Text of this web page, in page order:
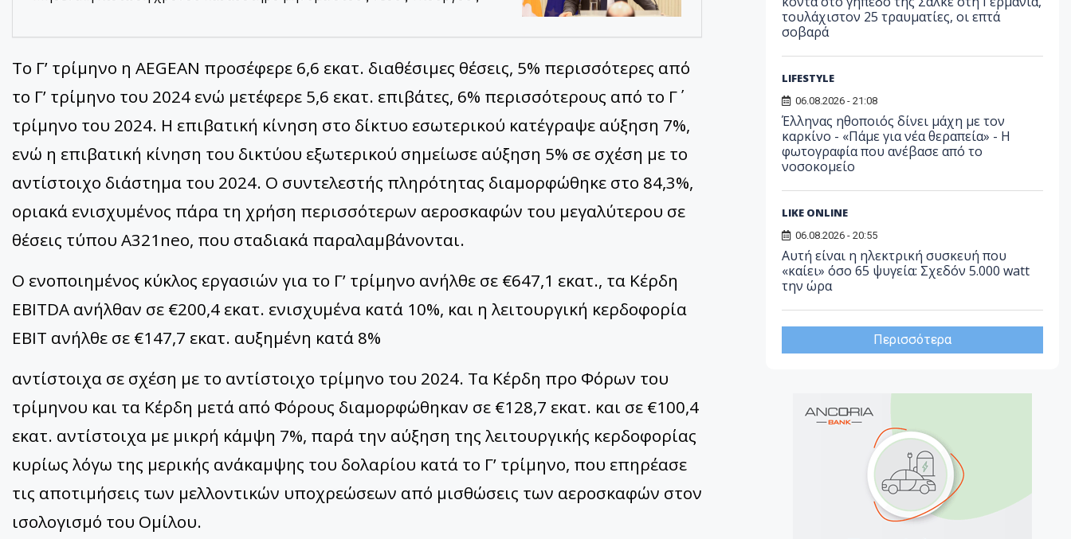
Το Γ’ τρίμηνο η ΑΕGEAN προσέφερε 6,6 εκατ. διαθέσιμες θέσεις, 5% περισσότερες από
το Γ’ τρίμηνο του 2024 ενώ μετέφερε 5,6 εκατ. επιβάτες, 6% περισσότερους από το Γ΄
τρίμηνο του 2024. Η επιβατική κίνηση στο δίκτυο εσωτερικού κατέγραψε αύξηση 7%,
ενώ η επιβατική κίνηση του δικτύου εξωτερικού σημείωσε αύξηση 5% σε σχέση με το
αντίστοιχο διάστημα του 2024. Ο συντελεστής πληρότητας διαμορφώθηκε στο 84,3%,
οριακά ενισχυμένος πάρα τη χρήση περισσότερων αεροσκαφών του μεγαλύτερου σε
θέσεις τύπου A321neo, που σταδιακά παραλαμβάνονται.
Ο ενοποιημένος κύκλος εργασιών για το Γ’ τρίμηνο ανήλθε σε €647,1 εκατ., τα Κέρδη
EBITDA ανήλθαν σε €200,4 εκατ. ενισχυμένα κατά 10%, και η λειτουργική κερδοφορία
EBIT ανήλθε σε €147,7 εκατ. αυξημένη κατά 8%
αντίστοιχα σε σχέση με το αντίστοιχο τρίμηνο του 2024. Τα Κέρδη προ Φόρων του
τρίμηνου και τα Κέρδη μετά από Φόρους διαμορφώθηκαν σε €128,7 εκατ. και σε €100,4
εκατ. αντίστοιχα με μικρή κάμψη 7%, παρά την αύξηση της λειτουργικής κερδοφορίας
κυρίως λόγω της μερικής ανάκαμψης του δολαρίου κατά το Γ’ τρίμηνο, που επηρέασε
τις αποτιμήσεις των μελλοντικών υποχρεώσεων από μισθώσεις των αεροσκαφών στον
ισολογισμό του Ομίλου.
τουλάχιστον 25 τραυματίες, οι επτά
σοβαρά
LIFESTYLE
06.08.2026 - 21:08
Έλληνας ηθοποιός δίνει μάχη με τον
καρκίνο - «Πάμε για νέα θεραπεία» - Η
φωτογραφία που ανέβασε από το
νοσοκομείο
LIKE ONLINE
06.08.2026 - 20:55
Αυτή είναι η ηλεκτρική συσκευή που
«καίει» όσο 65 ψυγεία: Σχεδόν 5.000 watt
την ώρα
Περισσότερα